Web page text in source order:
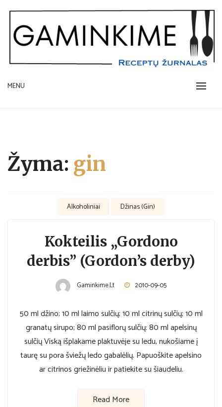
content
GAMINKIME.LT
receptų žurnalas
MENU
Žyma: gin
Alkoholiniai Džinas (Gin)
Kokteilis „Gordono
derbis” (Gordon’s derby)
Gaminkime.lt 2010-09-05
50 ml džino; 10 ml laimo sulčių; 10 ml citrinų sulčių; 10 ml
granatų sirupo; 80 ml pasiflorų sulčių: 80 ml apelsinų
sulčių Viską išplakame plaktuvėje su ledu, nukošiame į
taurę su pora šviežų ledo gabalėlių. Papuoškite apelsino
ar citrinos griežinėliu ir patiekite su šiaudeliu.
Read More